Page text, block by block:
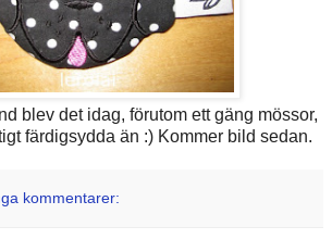
blev det idag, förutom ett gäng mössor,
färdigsydda än :) Kommer bild sedan.
kommentarer: